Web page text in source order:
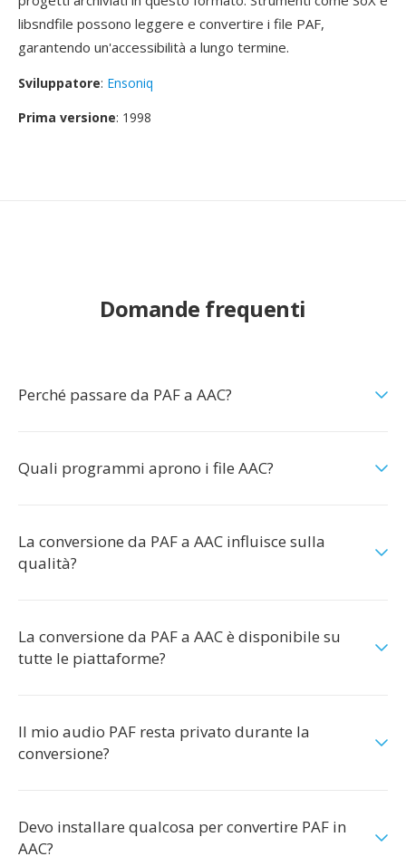
libsndfile possono leggere e convertire i file PAF,
garantendo un'accessibilità a lungo termine.
Sviluppatore: Ensoniq
Prima versione: 1998
Domande frequenti
Perché passare da PAF a AAC?
Quali programmi aprono i file AAC?
La conversione da PAF a AAC influisce sulla
qualità?
La conversione da PAF a AAC è disponibile su
tutte le piattaforme?
Il mio audio PAF resta privato durante la
conversione?
Devo installare qualcosa per convertire PAF in
AAC?